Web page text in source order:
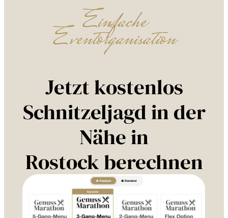
Einfache
Eventorganisation
Jetzt kostenlos
Schnitzeljagd in der
Nähe in
Rostock berechnen